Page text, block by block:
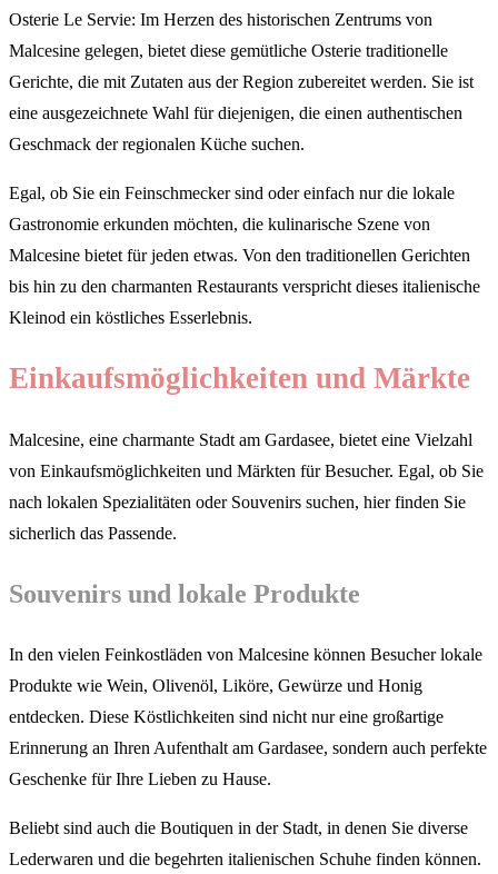
Osterie Le Servie: Im Herzen des historischen Zentrums von
Malcesine gelegen, bietet diese gemütliche Osterie traditionelle
Gerichte, die mit Zutaten aus der Region zubereitet werden. Sie ist
eine ausgezeichnete Wahl für diejenigen, die einen authentischen
Geschmack der regionalen Küche suchen.
Egal, ob Sie ein Feinschmecker sind oder einfach nur die lokale
Gastronomie erkunden möchten, die kulinarische Szene von
Malcesine bietet für jeden etwas. Von den traditionellen Gerichten
bis hin zu den charmanten Restaurants verspricht dieses italienische
Kleinod ein köstliches Esserlebnis.
Einkaufsmöglichkeiten und Märkte
Malcesine, eine charmante Stadt am Gardasee, bietet eine Vielzahl
von Einkaufsmöglichkeiten und Märkten für Besucher. Egal, ob Sie
nach lokalen Spezialitäten oder Souvenirs suchen, hier finden Sie
sicherlich das Passende.
Souvenirs und lokale Produkte
In den vielen Feinkostläden von Malcesine können Besucher lokale
Produkte wie Wein, Olivenöl, Liköre, Gewürze und Honig
entdecken. Diese Köstlichkeiten sind nicht nur eine großartige
Erinnerung an Ihren Aufenthalt am Gardasee, sondern auch perfekte
Geschenke für Ihre Lieben zu Hause.
Beliebt sind auch die Boutiquen in der Stadt, in denen Sie diverse
Lederwaren und die begehrten italienischen Schuhe finden können.